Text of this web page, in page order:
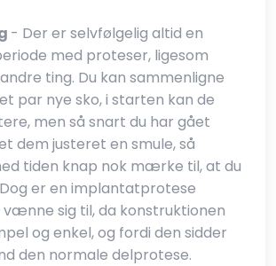
- Der er selvfølgelig altid en
med proteser, ligesom
ting. Du kan sammenligne
par nye sko, i starten kan de
men så snart du har gået
dem justeret en smule, så
tiden knap nok mærke til, at du
er en implantatprotese
sig til, da konstruktionen
og enkel, og fordi den sidder
den normale delprotese.